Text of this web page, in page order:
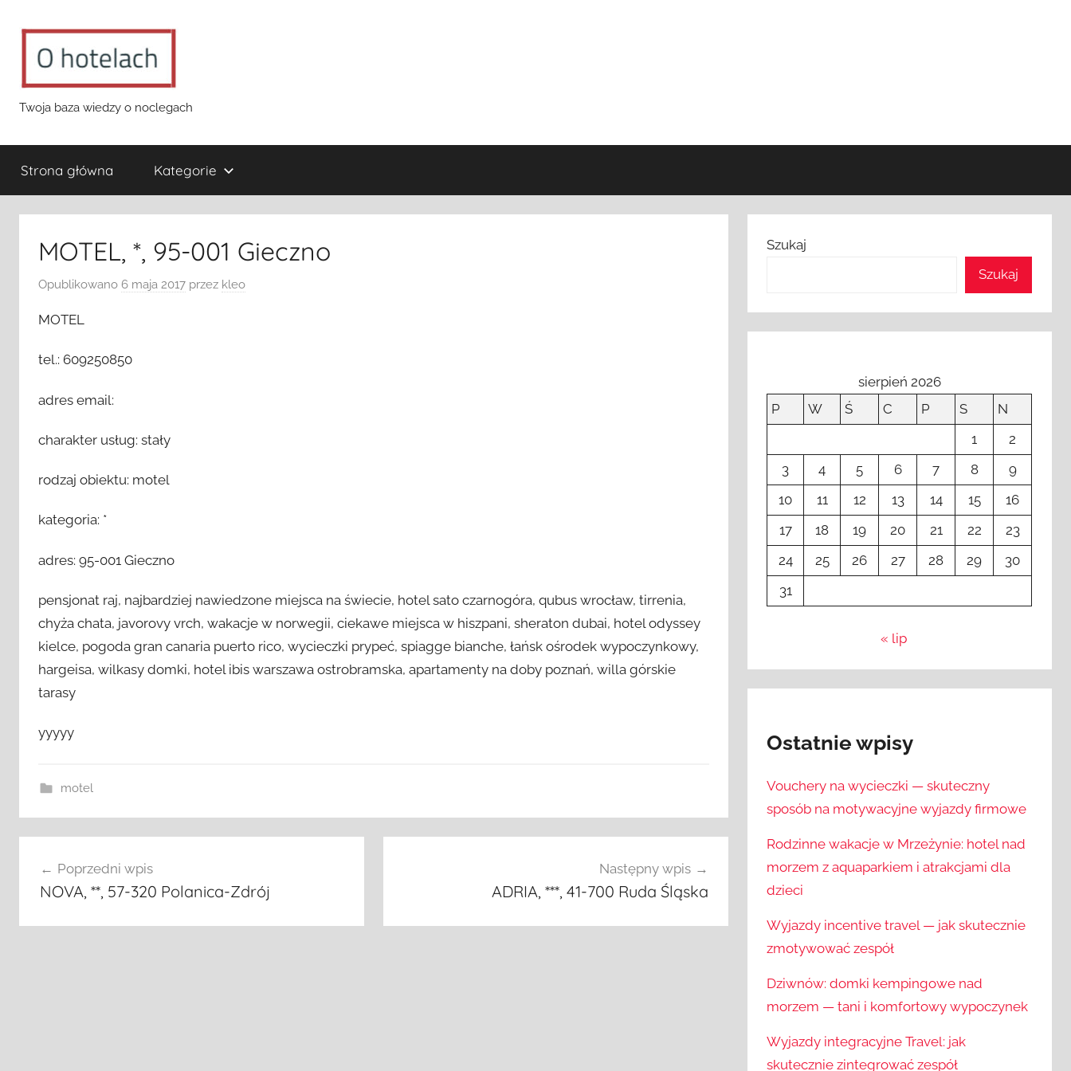
o-
hotelach.pl
Twoja baza wiedzy o noclegach
Strona główna Kategorie
MOTEL, *, 95-001 Gieczno
Opublikowano 6 maja 2017 przez kleo
MOTEL
tel.: 609250850
adres email:
charakter usług: stały
rodzaj obiektu: motel
kategoria: *
adres: 95-001 Gieczno
pensjonat raj, najbardziej nawiedzone miejsca na świecie, hotel sato czarnogóra, qubus wrocław, tirrenia,
chyża chata, javorovy vrch, wakacje w norwegii, ciekawe miejsca w hiszpani, sheraton dubai, hotel odyssey
kielce, pogoda gran canaria puerto rico, wycieczki prypeć, spiagge bianche, łańsk ośrodek wypoczynkowy,
hargeisa, wilkasy domki, hotel ibis warszawa ostrobramska, apartamenty na doby poznań, willa górskie
tarasy
yyyyy
motel
wpisuPoprzedni wpis
NOVA, **, 57-320 Polanica-Zdrój
Następny wpis
ADRIA, ***, 41-700 Ruda Śląska
Szukaj
Szukaj
sierpień 2026
P
W Ś C P S
N
1
2
3
4 5 6 7 8
9
10
11 12 13 14 15
16
17
18 19 20 21 22
23
24
25 26 27 28 29
30
31
« lip
Ostatnie wpisy
Vouchery na wycieczki — skuteczny
sposób na motywacyjne wyjazdy firmowe
Rodzinne wakacje w Mrzeżynie: hotel nad
morzem z aquaparkiem i atrakcjami dla
dzieci
Wyjazdy incentive travel — jak skutecznie
zmotywować zespół
Dziwnów: domki kempingowe nad
morzem — tani i komfortowy wypoczynek
Wyjazdy integracyjne Travel: jak
skutecznie zintegrować zespół